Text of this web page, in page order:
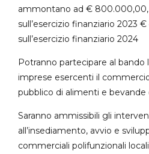
ammontano ad €
sull’esercizio finanziario 2023
sull’esercizio finanziario 2024
Potranno partecipare al bando
imprese esercenti il
pubblico di alimenti e bevande
Saranno ammissibili gli
all’insediamento, avvio e
commerciali polifunzionali